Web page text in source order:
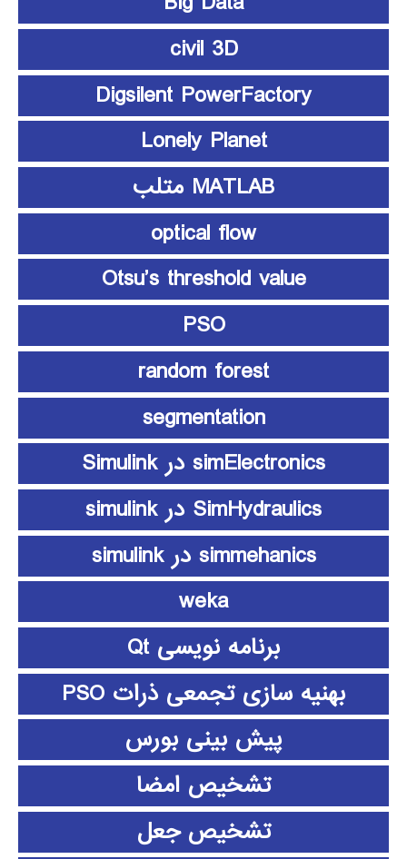
civil 3D
Digsilent PowerFactory
Lonely Planet
MATLAB متلب
optical flow
Otsu’s threshold value
PSO
random forest
segmentation
simElectronics در Simulink
SimHydraulics در simulink
simmehanics در simulink
weka
برنامه نویسی Qt
بهنیه سازی تجمعی ذرات PSO
پیش بینی بورس
تشخیص امضا
تشخیص جعل